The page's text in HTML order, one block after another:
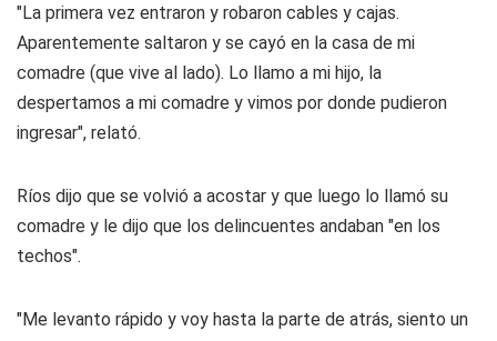
"La primera vez entraron y robaron cables y cajas.
Aparentemente saltaron y se cayó en la casa de mi
comadre (que vive al lado). Lo llamo a mi hijo, la
despertamos a mi comadre y vimos por donde pudieron
ingresar", relató.
Ríos dijo que se volvió a acostar y que luego lo llamó su
comadre y le dijo que los delincuentes andaban "en los
techos".
"Me levanto rápido y voy hasta la parte de atrás, siento un